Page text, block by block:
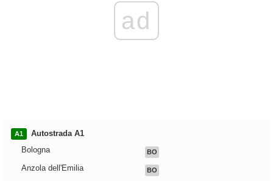
ad
A1
Autostrada A1
Bologna
BO
Anzola dell'Emilia BO